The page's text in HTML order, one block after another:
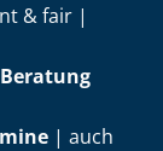
& fair |
| auch